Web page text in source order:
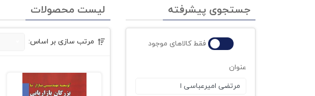
جستجوی پیشرفته
فقط کالاهای موجود
عنوان
لیست محصولات
مرتب سازی بر اساس: